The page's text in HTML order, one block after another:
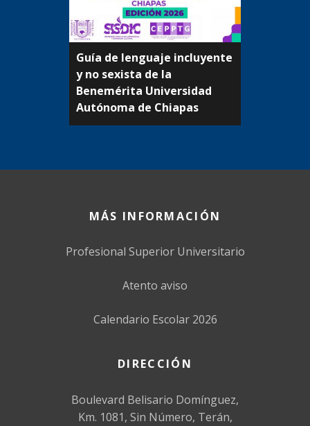
Guía de lenguaje incluyente
y no sexista de la
Beneméritа Universidad
Autónoma de Chiapas
MÁS INFORMACIÓN
Profesional Superior Universitario
Atento aviso
Calendario Escolar 2026
DIRECCIÓN
Boulevard Belisario Domínguez,
Km. 1081, Sin Número, Terán,